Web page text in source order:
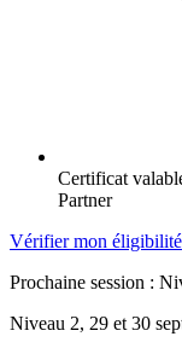
Certificat
Partner
Vérifier mon éligibilité
Prochaine session :
Niveau 2, 29 et 30